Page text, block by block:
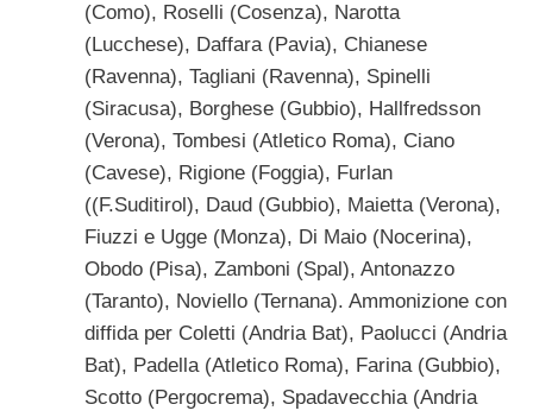
(Como), Roselli (Cosenza), Narotta
(Lucchese), Daffara (Pavia), Chianese
(Ravenna), Tagliani (Ravenna), Spinelli
(Siracusa), Borghese (Gubbio), Hallfredsson
(Verona), Tombesi (Atletico Roma), Ciano
(Cavese), Rigione (Foggia), Furlan
((F.Suditirol), Daud (Gubbio), Maietta (Verona),
Fiuzzi e Ugge (Monza), Di Maio (Nocerina),
Obodo (Pisa), Zamboni (Spal), Antonazzo
(Taranto), Noviello (Ternana). Ammonizione con
diffida per Coletti (Andria Bat), Paolucci (Andria
Bat), Padella (Atletico Roma), Farina (Gubbio),
Scotto (Pergocrema), Spadavecchia (Andria